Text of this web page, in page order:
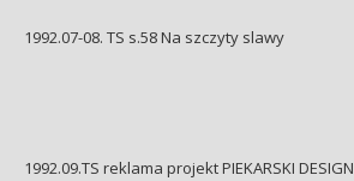
1992.07-08. TS s.58 Na szczyty slawy
1992.09.TS reklama projekt PIEKARSKI DESIGN